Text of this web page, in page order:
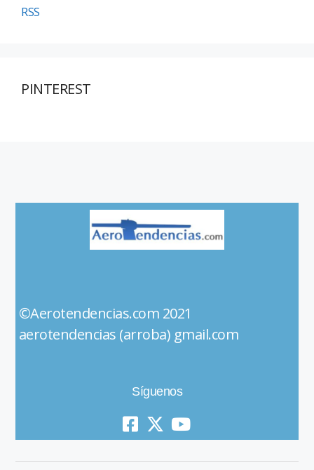
RSS
PINTEREST
©Aerotendencias.com 2021
aerotendencias (arroba) gmail.com
Síguenos